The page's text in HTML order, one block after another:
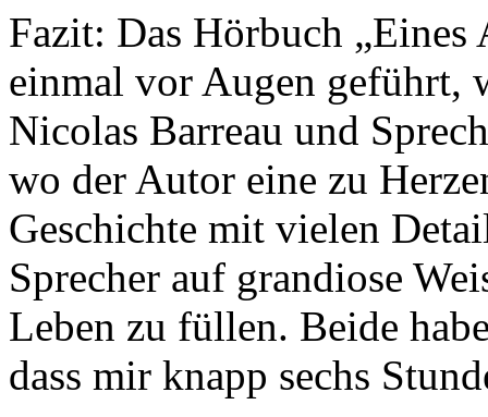
Fazit: Das Hörbuch
einmal vor Augen geführt,
Nicolas Barreau und
wo der Autor eine zu
Geschichte mit vielen
Sprecher auf grandiose
Leben zu füllen. Beide
dass mir knapp sechs